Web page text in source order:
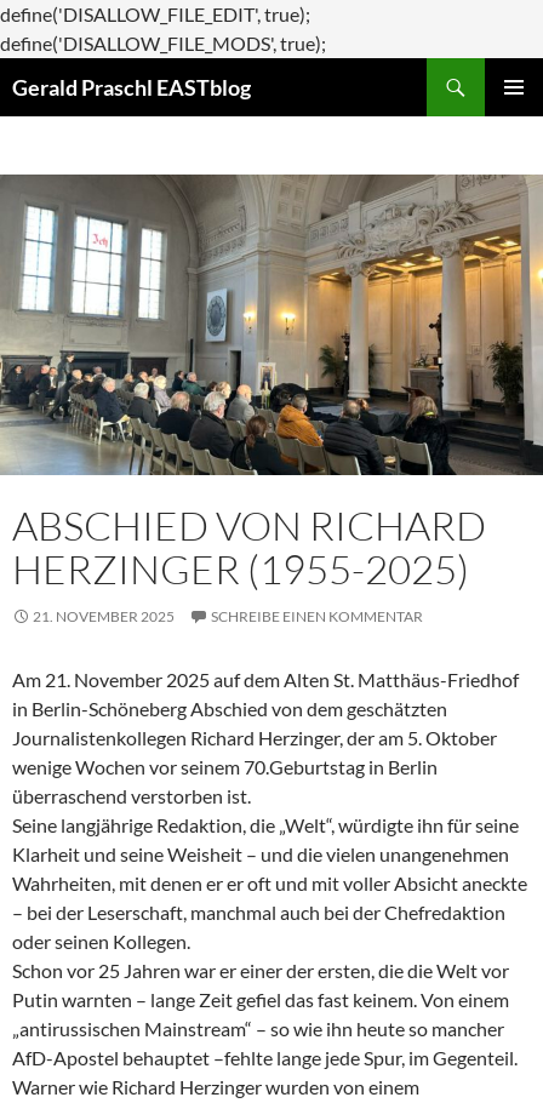
define('DISALLOW_FILE_EDIT', true);
define('DISALLOW_FILE_MODS', true);
Gerald Praschl EASTblog
ABSCHIED VON RICHARD
HERZINGER (1955-2025)
21. NOVEMBER 2025 SCHREIBE EINEN KOMMENTAR
Am 21. November 2025 auf dem Alten St. Matthäus-Friedhof
in Berlin-Schöneberg Abschied von dem geschätzten
Journalistenkollegen Richard Herzinger, der am 5. Oktober
wenige Wochen vor seinem 70.Geburtstag in Berlin
überraschend verstorben ist.
Seine langjährige Redaktion, die „Welt“, würdigte ihn für seine
Klarheit und seine Weisheit – und die vielen unangenehmen
Wahrheiten, mit denen er er oft und mit voller Absicht aneckte
– bei der Leserschaft, manchmal auch bei der Chefredaktion
oder seinen Kollegen.
Schon vor 25 Jahren war er einer der ersten, die die Welt vor
Putin warnten – lange Zeit gefiel das fast keinem. Von einem
„antirussischen Mainstream“ – so wie ihn heute so mancher
AfD-Apostel behauptet –fehlte lange jede Spur, im Gegenteil.
Warner wie Richard Herzinger wurden von einem